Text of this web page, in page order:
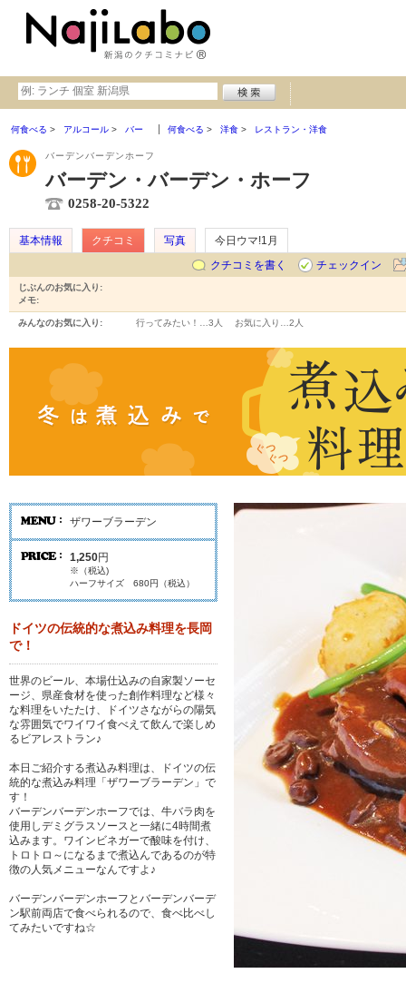
何食べる アルコール バー 何食べる 洋食 レストラン・洋食
バーデンバーデンホーフ
バーデン・バーデン・ホーフ
0258-20-5322
基本情報 クチコミ 写真
今日ウマ!1月
クチコミを書く
チェックイン
じぶんのお気に入り:
メモ:
みんなのお気に入り: 行ってみたい！… 3人 お気に入り… 2人
ザワーブラーデン
1,250円
※（税込)
ハーフサイズ 680円（税込）
ドイツの伝統的な煮込み料理を長岡
で！
世界のビール、本場仕込みの自家製ソーセ
ージ、県産食材を使った創作料理など様々
な料理をいたたけ、ドイツさながらの陽気
な雰囲気でワイワイ食べえて飲んで楽しめ
るビアレストラン♪
本日ご紹介する煮込み料理は、ドイツの伝
統的な煮込み料理「ザワーブラーデン」で
す！
バーデンバーデンホーフでは、牛バラ肉を
使用しデミグラスソースと一緒に4時間煮
込みます。ワインビネガーで酸味を付け、
トロトロ～になるまで煮込んであるのが特
徴の人気メニューなんですよ♪
バーデンバーデンホーフとバーデンバーデ
ン駅前両店で食べられるので、食べ比べし
てみたいですね☆